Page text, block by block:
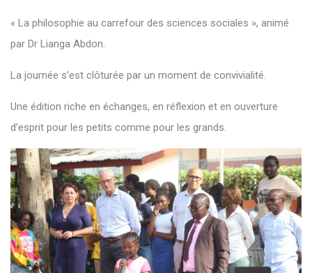
« La philosophie au carrefour des sciences sociales », animé
par Dr Lianga Abdon.
La journée s’est clôturée par un moment de convivialité.
Une édition riche en échanges, en réflexion et en ouverture
d’esprit pour les petits comme pour les grands.